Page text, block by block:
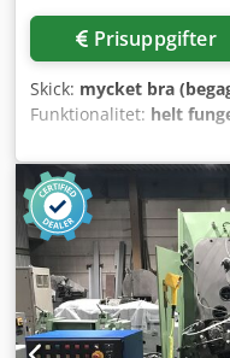
Prisuppgifter
Skick: mycket bra
Funktionalitet: helt
gripmatningsenhet
slidaggregat 1 styraxel
3,0 mm Dsdpfxjtmty Ne
Matningslängd: max